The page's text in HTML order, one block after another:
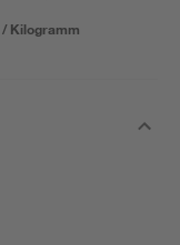
/ Kilogramm